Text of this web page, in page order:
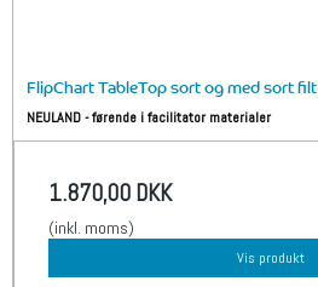
FlipChart TableTop sort og med sort filt
NEULAND - førende i facilitator materialer
1.870,00 DKK
(inkl. moms)
Vis produkt